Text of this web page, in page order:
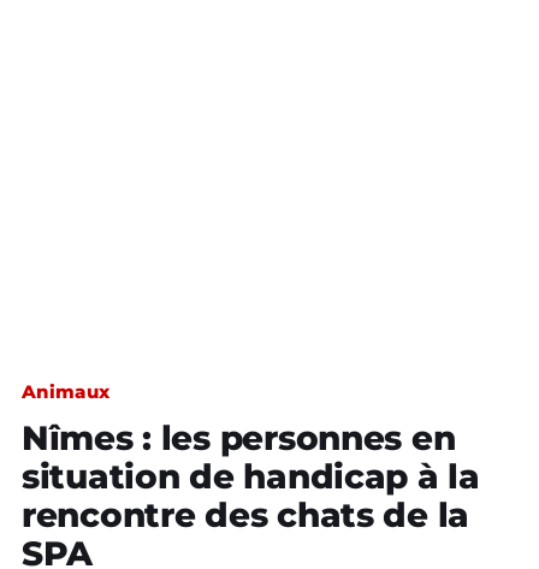
Animaux
Nîmes : les personnes en
situation de handicap à la
rencontre des chats de la
SPA